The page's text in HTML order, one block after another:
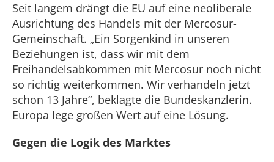
Seit langem drängt die EU auf eine neoliberale
Ausrichtung des Handels mit der Mercosur-
Gemeinschaft. „Ein Sorgenkind in unseren
Beziehungen ist, dass wir mit dem
Freihandelsabkommen mit Mercosur noch nicht
so richtig weiterkommen. Wir verhandeln jetzt
schon 13 Jahre“, beklagte die Bundeskanzlerin.
Europa lege großen Wert auf eine Lösung.
Gegen die Logik des Marktes